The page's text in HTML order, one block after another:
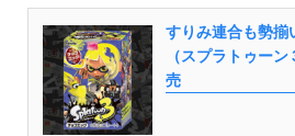
すりみ連合も勢揃
（スプラトゥー
売